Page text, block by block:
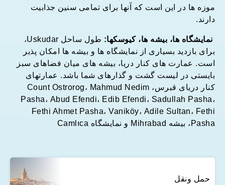
موزه ها در این است که آنها برای تمامی سنین جذابیت
دارند.
نمایشگاه ها، بیشه ها، کیوسکها:
طول ساحل Uskudar،
برای بازدید بسیاری از نمایشگاه ها و بیشه ها امکان پذیر
است. عمارت های کنار دریا، بیشه های میان فضاهای سبز
بایستی در لیست گشت و گذارهای شما باشد. عمارتهای
کنار دریای قبرس، Count Ostrorog، Mahmud Nedim
Pasha، Abud Efendi، Edib Efendi، Sadullah Pasha،
Fethi Ahmet Pasha، Vaniköy، Adile Sultan، Fethi
Pasha، بیشه Mihrabad و نمایشگاه Camlıca
حمل ونقل